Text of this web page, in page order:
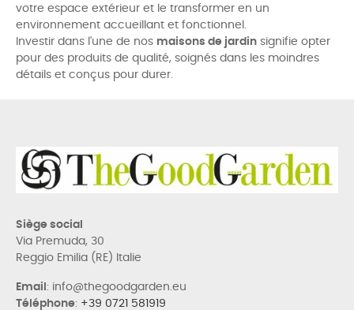
votre espace extérieur et le transformer en un
environnement accueillant et fonctionnel.
Investir dans l'une de nos maisons de jardin signifie opter
pour des produits de qualité, soignés dans les moindres
détails et conçus pour durer.
Siège social
Via Premuda, 30
Reggio Emilia (RE) Italie
Email : info@thegoodgarden.eu
Téléphone: +39 0721 581919